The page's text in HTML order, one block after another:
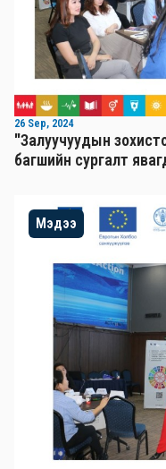
26 Sep, 2024
"Залуучуудын
багшийн сургалт
Мэдээ